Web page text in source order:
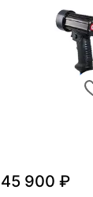
45 900 ₽